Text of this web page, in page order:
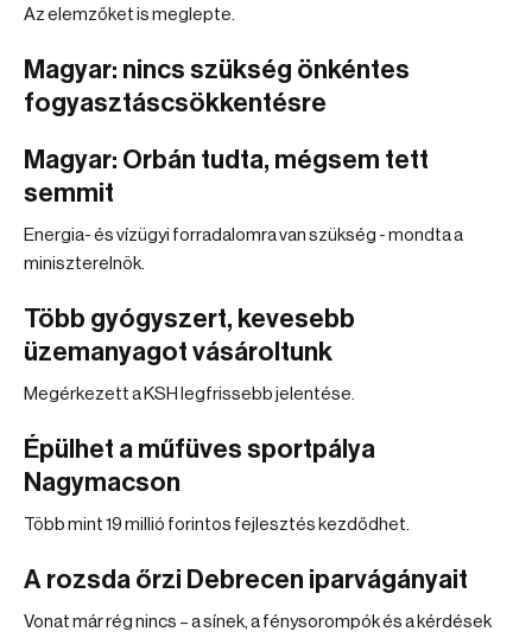
Az elemzőket is meglepte.
Magyar: nincs szükség önkéntes
fogyasztáscsökkentésre
Magyar: Orbán tudta, mégsem tett
semmit
Energia- és vízügyi forradalomra van szükség - mondta a
miniszterelnök.
Több gyógyszert, kevesebb
üzemanyagot vásároltunk
Megérkezett a KSH legfrissebb jelentése.
Épülhet a műfüves sportpálya
Nagymacson
Több mint 19 millió forintos fejlesztés kezdődhet.
A rozsda őrzi Debrecen iparvágányait
Vonat már rég nincs – a sínek, a fénysorompók és a kérdések